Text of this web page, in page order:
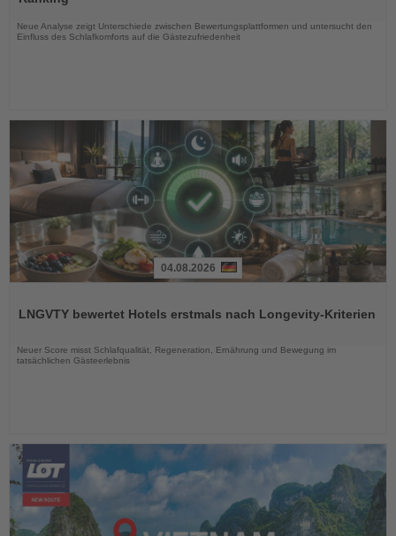
Nachrichten
Neue Analyse zeigt Unterschiede zwischen Bewertungsplattformen und untersucht den
Einfluss des Schlafkomforts auf die Gästezufriedenheit
die
04.08.2026
LNGVTY bewertet Hotels erstmals nach Longevity-Kriterien
Neuer Score misst Schlafqualität, Regeneration, Ernährung und Bewegung im
tatsächlichen Gästeerlebnis